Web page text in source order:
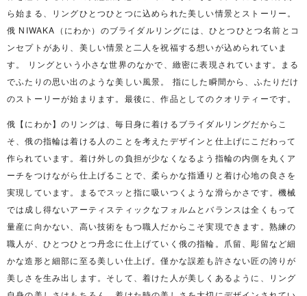
ら始まる、リングひとつひとつに込められた美しい情景とストーリー。
俄 NIWAKA（にわか）のブライダルリングには、ひとつひとつ名前とコ
ンセプトがあり、美しい情景と二人を祝福する想いが込められていま
す。 リングという小さな世界のなかで、緻密に表現されています。まる
でふたりの思い出のような美しい風景。 指にした瞬間から、ふたりだけ
のストーリーが始まります。最後に、作品としてのクオリティーです。
俄【にわか】のリングは、毎日身に着けるブライダルリングだからこ
そ、俄の指輪は着ける人のことを考えたデザインと仕上げにこだわって
作られています。着け外しの負担が少なくなるよう指輪の内側を丸くア
ーチをつけながら仕上げることで、柔らかな指通りと着け心地の良さを
実現しています。まるでスッと指に吸いつくような滑らかさです。機械
では成し得ないアーティスティックなフォルムとバランスは全くもって
量産に向かない、高い技術をもつ職人だからこそ実現できます。熟練の
職人が、ひとつひとつ丹念に仕上げていく俄の指輪。爪留、彫留など細
かな造形と細部に至る美しい仕上げ。僅かな誤差も許さない匠の誇りが
美しさを生み出します。そして、着けた人が美しくあるように、リング